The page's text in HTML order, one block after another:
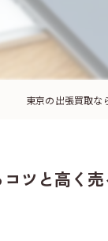
東京の出張買取な
ツと高く